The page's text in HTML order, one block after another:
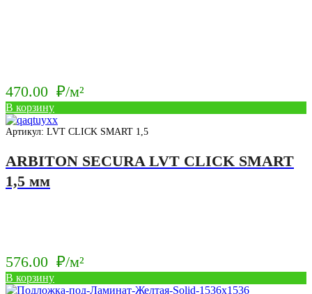
470.00 ₽/м²
В корзину
Артикул: LVT CLICK SMART 1,5
ARBITON SECURA LVT CLICK SMART
1,5 мм
576.00 ₽/м²
В корзину